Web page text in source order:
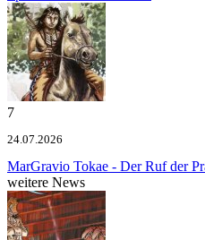
7
24.07.2026
MarGravio Tokae - Der Ruf der
weitere News